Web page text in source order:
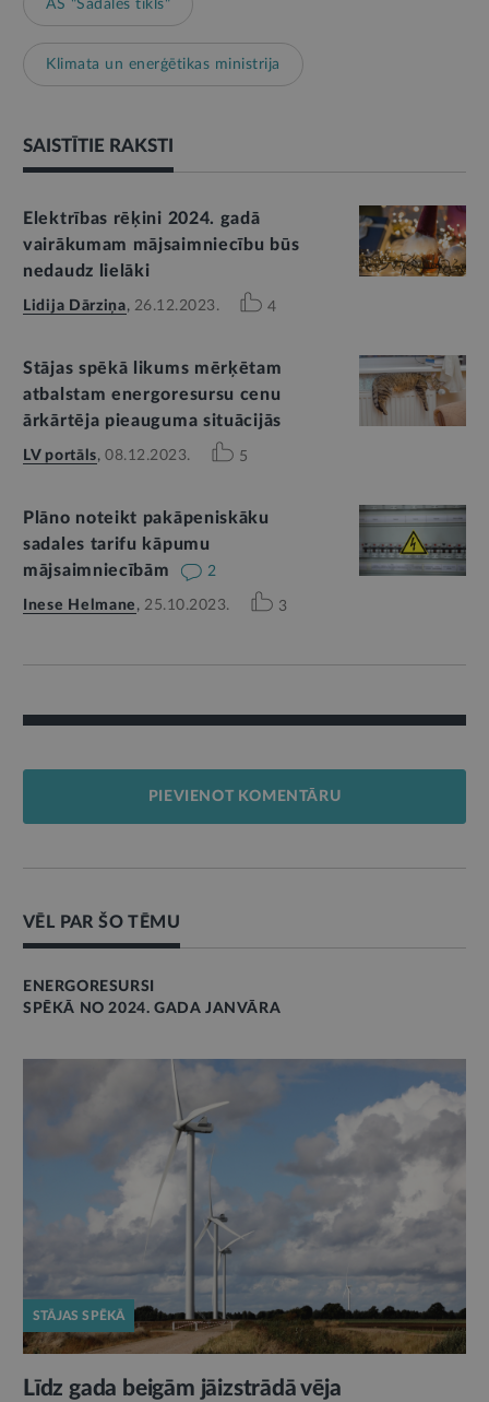
AS "Sadales tīkls"
Klimata un enerģētikas ministrija
SAISTĪTIE RAKSTI
Elektrības rēķini 2024. gadā
vairākumam mājsaimniecību būs
nedaudz lielāki
Lidija Dārziņa, 26.12.2023. 4
Stājas spēkā likums mērķētam
atbalstam energoresursu cenu
ārkārtēja pieauguma situācijās
LV portāls, 08.12.2023. 5
Plāno noteikt pakāpeniskāku
sadales tarifu kāpumu
mājsaimniecībām
2
Inese Helmane , 25.10.2023. 3
PIEVIENOT KOMENTĀRU
VĒL PAR ŠO TĒMU
ENERGORESURSI
SPĒKĀ NO 2024. GADA JANVĀRA
STĀJAS SPĒKĀ
Līdz gada beigām jāizstrādā vēja